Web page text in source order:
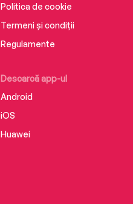
Descarcă app-ul
Android
iOS
Huawei
Politica de cookie
Termeni și condiții
Regulamente